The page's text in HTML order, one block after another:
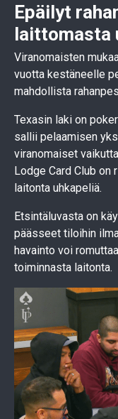
Epäilyt
laittomasta
Viranomaisten
vuotta kestäneelle
mahdollista
Texasin laki on
sallii pelaamisen
viranomaiset
Lodge Card Club on
laitonta uhkapeliä.
Etsintäluvasta on
päässeet tiloihin
havainto voi
toiminnasta laitonta.